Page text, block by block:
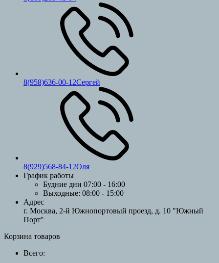
8(958)636-00-12Сергей
8(929)568-84-12Оля
График работы
Будние дни 07:00 - 16:00
Выходные: 08:00 - 15:00
Адрес
г. Москва, 2-й Южнопортовый проезд, д. 10 "Южный
Порт"
Корзина товаров
Всего: